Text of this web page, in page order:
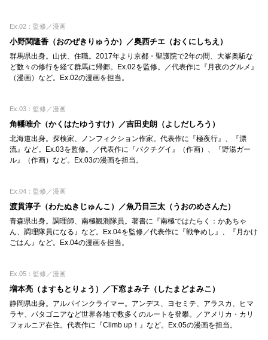
Ex.02：監修／漫画
小野関隆香（おのぜきりゅうか）／奥西チエ（おくにしちえ）
群馬県出身。山伏、住職。2017年より京都・聖護院で2年の間、大峯奥駈な
ど数々の修行を経て群馬に帰郷。Ex.02を監修。／代表作に『月夜のグルメ』
（漫画）など。Ex.02の漫画を担当。
Ex.03：監修／漫画
角幡唯介（かくはたゆうすけ）／吉田史朗（よしだしろう）
北海道出身。探検家、ノンフィクション作家。代表作に『極夜行』、『漂
流』など。Ex.03を監修。／代表作に『バクチグイ』（作画）、『野湯ガー
ル』（作画）など。Ex.03の漫画を担当。
Ex.04：監修／漫画
渡貫淳子（わたぬきじゅんこ）／魚乃目三太（うおのめさんた）
青森県出身。調理師、南極観測隊員。著書に『南極ではたらく：かあちゃ
ん、調理隊員になる』など。Ex.04を監修／代表作に『戦争めし』、『月かけ
ごはん』など。Ex.04の漫画を担当。
Ex.05：監修／漫画
増本亮（ますもとりょう）／下窓まみ子（したまどまみこ）
静岡県出身。アルパインクライマー。アンデス、ヨセミテ、アラスカ、ヒマ
ラヤ、パタゴニアなど世界各地で数多くのルートを登攀。／アメリカ・カリ
フォルニア在住。代表作に『Climb up！』など。Ex.05の漫画を担当。